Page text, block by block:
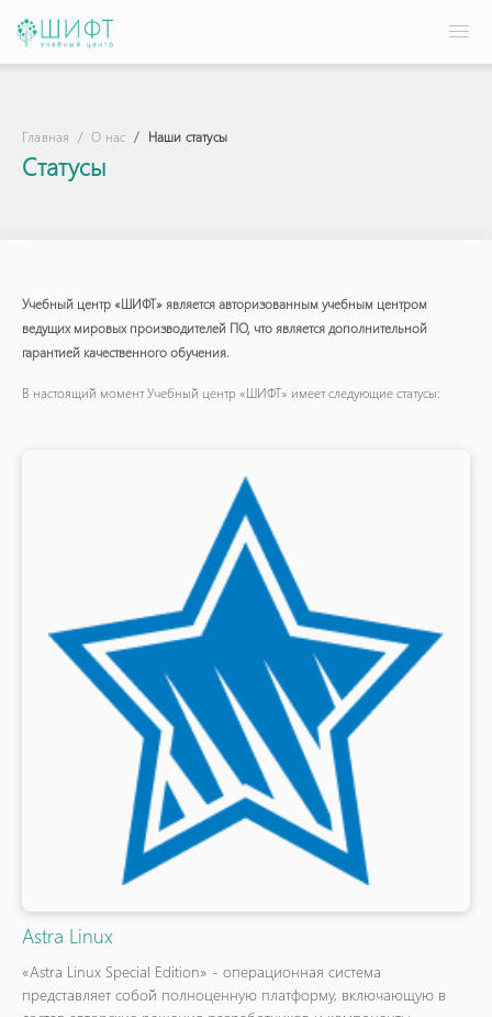
Главная О нас Наши статусы
Статусы
Учебный центр «ШИФТ» является авторизованным учебным центром
ведущих мировых производителей ПО, что является дополнительной
гарантией качественного обучения.
В настоящий момент Учебный центр «ШИФТ» имеет следующие статусы:
Astra Linux
«Astra Linux Special Edition» - операционная система
представляет собой полноценную платформу, включающую в